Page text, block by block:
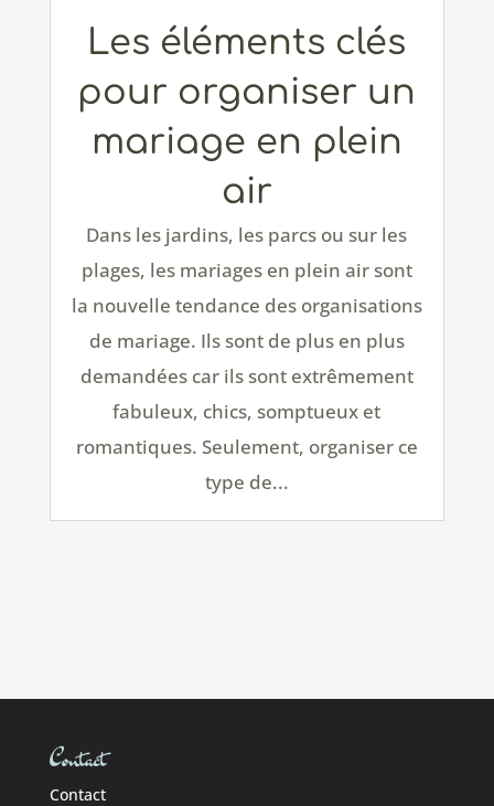
Les éléments clés
pour organiser un
mariage en plein
air
Dans les jardins, les parcs ou sur les
plages, les mariages en plein air sont
la nouvelle tendance des organisations
de mariage. Ils sont de plus en plus
demandées car ils sont extrêmement
fabuleux, chics, somptueux et
romantiques. Seulement, organiser ce
type de...
Contact
Contact